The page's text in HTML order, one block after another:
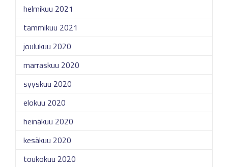
helmikuu 2021
tammikuu 2021
joulukuu 2020
marraskuu 2020
syyskuu 2020
elokuu 2020
heinäkuu 2020
kesäkuu 2020
toukokuu 2020